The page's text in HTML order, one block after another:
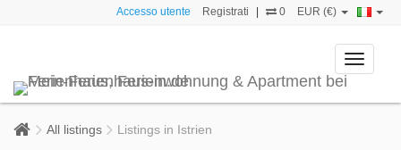
Accesso utente Registrati 0 EUR (€)
Toggle
All listings Listings in Istrien